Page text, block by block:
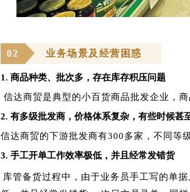
02 业务场景及经营困惑
1. 商品种类、批次多，存在库存积压问题
信达商贸是典型的小百货商品批发企业，
2. 有多级批发商，价格体系复杂，有些时候甚
信达商贸的下游批发商有300多家，不同等
3. 手工开单工作效率极低，并且经常发错货
库管备货过程中，由于业务员手工写的单